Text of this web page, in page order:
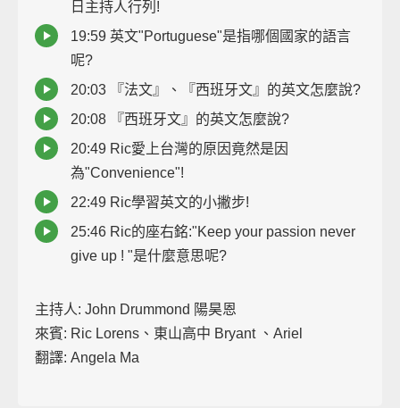
日主持人行列!
19:59 英文"Portuguese"是指哪個國家的語言
呢?
20:03 『法文』、『西班牙文』的英文怎麼說?
20:08 『西班牙文』的英文怎麼說?
20:49 Ric愛上台灣的原因竟然是因
為"Convenience"!
22:49 Ric學習英文的小撇步!
25:46 Ric的座右銘:"Keep your passion never
give up ! "是什麼意思呢?
主持人: John Drummond 陽昊恩
來賓: Ric Lorens、東山高中 Bryant 、Ariel
翻譯: Angela Ma